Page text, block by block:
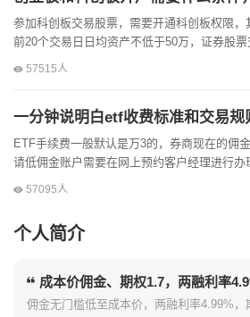
参加科创板交易股票，需要开通科创板权限
前20个交易日日均资产不低于50万，证券股
账户的交易手续费一般是默认万3来进行收取
57515人
ETF手续费一般默认是万3的，券商现在的佣
请低佣金账户需要在网上预约客户经理进行
量、交易量来为您调整佣金。股票开户可以
57095人
个人简介
成本价佣金、期权1.7，两融利率
佣金无门槛低至成本价，两融利率4.99%